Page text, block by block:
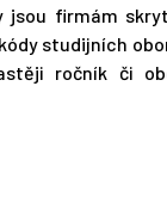
jsou firmám
studijních
ročník či